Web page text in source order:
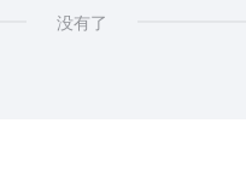
没有了